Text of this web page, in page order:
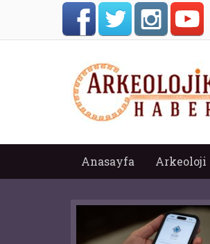
Anasayfa Arkeoloji